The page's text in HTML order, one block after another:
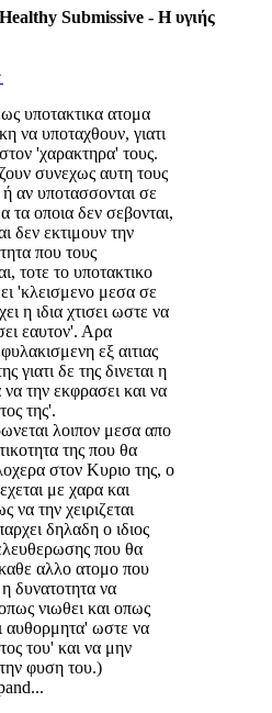
Submissive - Η υγιής
υποτακτικα ατομα
να υποταχθουν, γιατι
'χαρακτηρα' τους.
συνεχως αυτη τους
αν υποτασσονται σε
τα οποια δεν σεβονται,
δεν εκτιμουν την
που τους
τοτε το υποτακτικο
'κλεισμενο μεσα σε
η ιδια χτισει ωστε να
εαυτον'. Αρα
εξ αιτιας
γιατι δε της δινεται η
να την εκφρασει και να
της'.
λοιπον μεσα απο
της που θα
στον Κυριο της, ο
με χαρα και
να την χειριζεται
δηλαδη ο ιδιος
που θα
αλλο ατομο που
η δυνατοτητα να
νιωθει και οπως
αυθορμητα' ωστε να
του' και να μην
την φυση του.)